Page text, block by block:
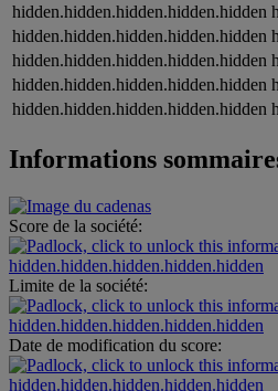
hidden.hidden.hidden.hidden.hidden
hidden.hidden.hidden.hidden.hidden
hidden.hidden.hidden.hidden.hidden
hidden.hidden.hidden.hidden.hidden
hidden.hidden.hidden.hidden.hidden
Informations
Score de la société:
hidden.hidden.hidden.hidden.hidden
Limite de la société:
hidden.hidden.hidden.hidden.hidden
Date de modification du score:
hidden.hidden.hidden.hidden.hidden